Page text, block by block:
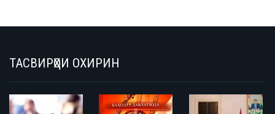
ТАСВИРҲОИ ОХИРИН